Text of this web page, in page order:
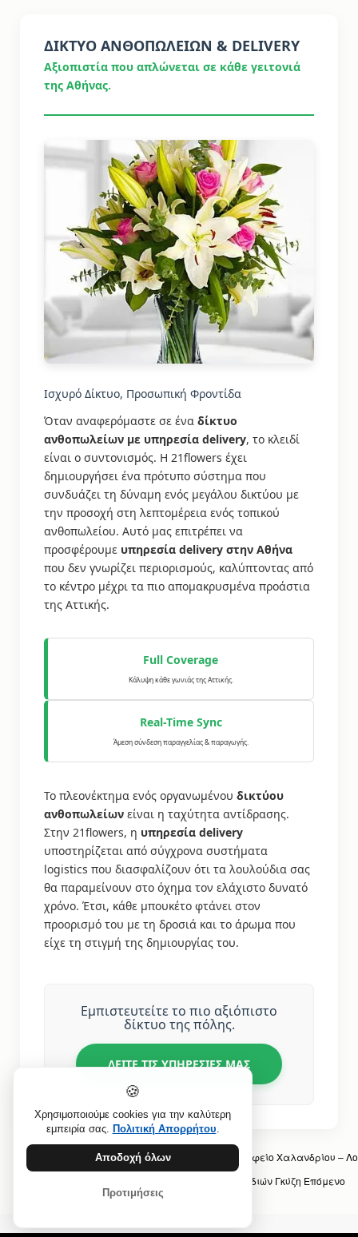
ΔΊΚΤΥΟ ΑΝΘΟΠΩΛΕΊΩΝ & DELIVERY
Αξιοπιστία που απλώνεται σε κάθε γειτονιά
της Αθήνας.
Ισχυρό Δίκτυο, Προσωπική Φροντίδα
Όταν αναφερόμαστε σε ένα δίκτυο
ανθοπωλείων με υπηρεσία delivery, το κλειδί
είναι ο συντονισμός. Η 21flowers έχει
δημιουργήσει ένα πρότυπο σύστημα που
συνδυάζει τη δύναμη ενός μεγάλου δικτύου με
την προσοχή στη λεπτομέρεια ενός τοπικού
ανθοπωλείου. Αυτό μας επιτρέπει να
προσφέρουμε υπηρεσία delivery στην Αθήνα
που δεν γνωρίζει περιορισμούς, καλύπτοντας από
το κέντρο μέχρι τα πιο απομακρυσμένα προάστια
της Αττικής.
Full Coverage
Κάλυψη κάθε γωνιάς της Αττικής.
Real-Time Sync
Άμεση σύνδεση παραγγελίας & παραγωγής.
Το πλεονέκτημα ενός οργανωμένου δικτύου
ανθοπωλείων είναι η ταχύτητα αντίδρασης.
Στην 21flowers, η υπηρεσία delivery
υποστηρίζεται από σύγχρονα συστήματα
logistics που διασφαλίζουν ότι τα λουλούδια σας
θα παραμείνουν στο όχημα τον ελάχιστο δυνατό
χρόνο. Έτσι, κάθε μπουκέτο φτάνει στον
προορισμό του με τη δροσιά και το άρωμα που
είχε τη στιγμή της δημιουργίας του.
Εμπιστευτείτε το πιο αξιόπιστο
δίκτυο της πόλης.
ΔΕΙΤΕ ΤΙΣ ΥΠΗΡΕΣΙΕΣ ΜΑΣ
Προηγούμενο άρθρο: Ανθοπωλείο στο Νεκροταφείο Χαλανδρίου –
Επόμενο άρθρο: Αυθημερόν Παράδοση Λουλουδιών Γκύζη Επόμενο
🍪
Χρησιμοποιούμε cookies για την καλύτερη
εμπειρία σας. Πολιτική Απορρήτου.
Αποδοχή όλων
Προτιμήσεις